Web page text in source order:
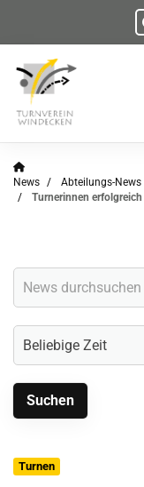
News
Abteilungs-News
Turnerinnen
Turnen